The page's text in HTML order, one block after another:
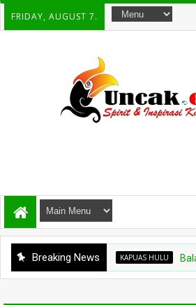
FRIDAY, AUGUST 7.
Breaking NewsKAPUAS HULU Balai